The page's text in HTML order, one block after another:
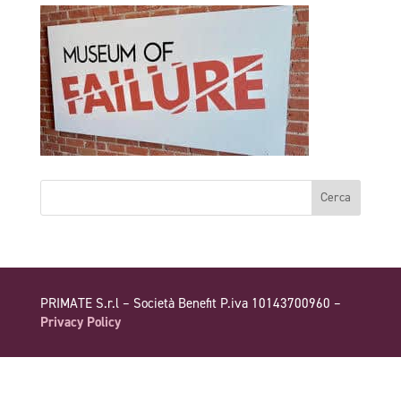
PRIMATE S.r.l – Società Benefit P.iva 10143700960 –
Privacy Policy